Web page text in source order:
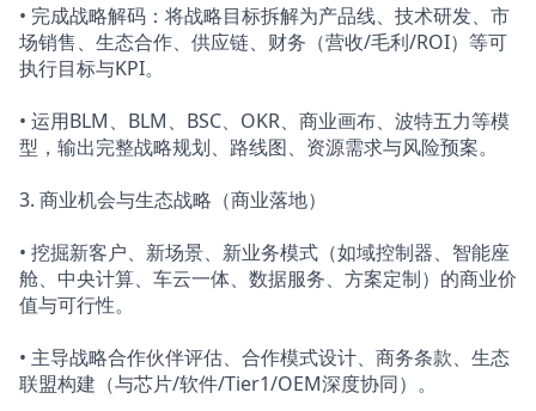
• 完成战略解码：将战略目标拆解为产品线、技术研发、市
场销售、生态合作、供应链、财务（营收/毛利/ROI）等可
执行目标与KPI。
• 运用BLM、BLM、BSC、OKR、商业画布、波特五力等模
型，输出完整战略规划、路线图、资源需求与风险预案。
3. 商业机会与生态战略（商业落地）
• 挖掘新客户、新场景、新业务模式（如域控制器、智能座
舱、中央计算、车云一体、数据服务、方案定制）的商业价
值与可行性。
• 主导战略合作伙伴评估、合作模式设计、商务条款、生态
联盟构建（与芯片/软件/Tier1/OEM深度协同）。